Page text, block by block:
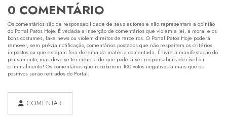
0 COMENTÁRIO
Os comentários são de responsabilidade de seus autores e não representam a opinião
do Portal Patos Hoje. É vedada a inserção de comentários que violem a lei, a moral e os
bons costumes, fake news ou violem direitos de terceiros. O Portal Patos Hoje poderá
remover, sem prévia notificação, comentários postados que não respeitem os critérios
impostos ou que estejam fora do tema da matéria comentada. É livre a manifestação do
pensamento, mas deve-se ter ciência de que poderá ser responsabilizado cível ou
criminalmente! Os comentários que receberem 100 votos negativos a mais que os
positivos serão retirados do Portal.
COMENTAR